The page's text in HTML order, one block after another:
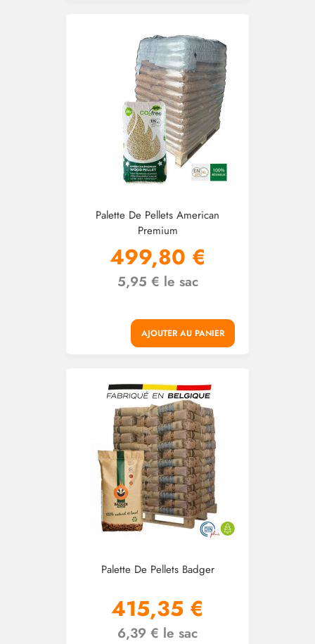
Palette De Pellets American
Premium
499,80 €
5,95 € le sac
AJOUTER AU PANIER
Palette De Pellets Badger
415,35 €
6,39 € le sac